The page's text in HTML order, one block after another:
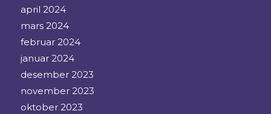
april 2024
mars 2024
februar 2024
januar 2024
desember 2023
november 2023
oktober 2023